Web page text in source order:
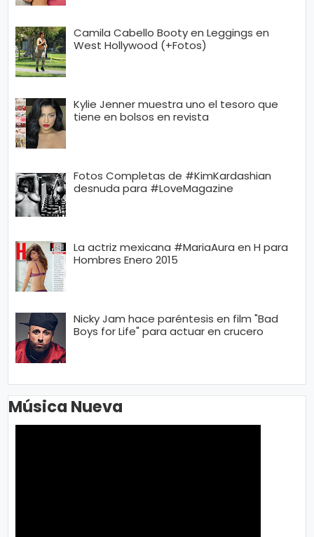
Camila Cabello Booty en Leggings en
West Hollywood (+Fotos)
Kylie Jenner muestra uno el tesoro que
tiene en bolsos en revista
Fotos Completas de #KimKardashian
desnuda para #LoveMagazine
La actriz mexicana #MariaAura en H para
Hombres Enero 2015
Nicky Jam hace paréntesis en film "Bad
Boys for Life" para actuar en crucero
Música Nueva